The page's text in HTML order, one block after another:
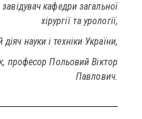
кафедри загальної
хірургії та урології,
науки і техніки України,
професор Польовий Віктор
Павлович.